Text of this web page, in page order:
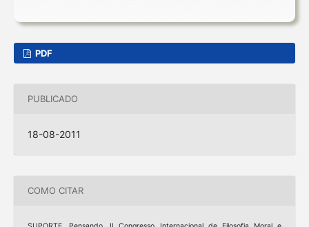
PDF
PUBLICADO
18-08-2011
COMO CITAR